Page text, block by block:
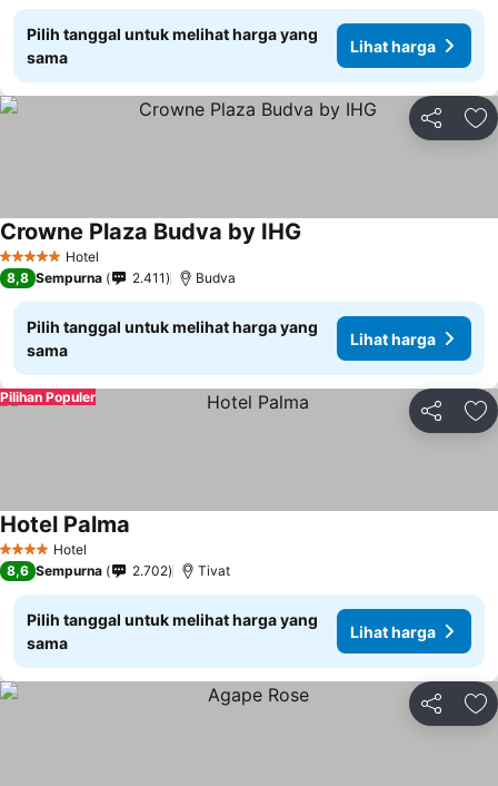
Pilih tanggal untuk melihat harga yang
sama
Lihat harga
Bagikan
5 Bintang Hotel
Crowne Plaza Budva by IHG
8,8 Sempurna 2.411 Budva
Pilih tanggal untuk melihat harga yang
sama
Lihat harga
Bagikan
Pilihan Populer
4 BintangHotel
Hotel Palma
8,6 Sempurna 2.702 Tivat
Pilih tanggal untuk melihat harga yang
sama
Lihat harga
Bagikan